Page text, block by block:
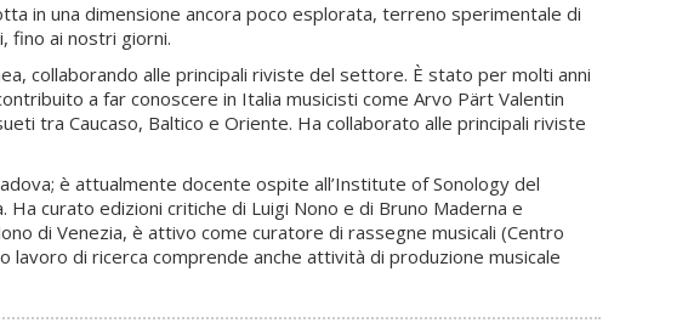
in una dimensione ancora poco esplorata, terreno sperimentale di
fino ai nostri giorni.
collaborando alle principali riviste del settore. È stato per molti anni
a far conoscere in Italia musicisti come Arvo Pärt Valentin
tra Caucaso, Baltico e Oriente. Ha collaborato alle principali riviste
è attualmente docente ospite all’Institute of Sonology del
curato edizioni critiche di Luigi Nono e di Bruno Maderna e
di Venezia, è attivo come curatore di rassegne musicali (Centro
lavoro di ricerca comprende anche attività di produzione musicale